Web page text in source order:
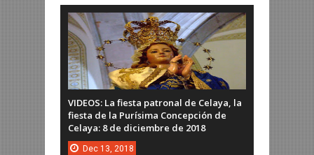
VIDEOS: La fiesta patronal de Celaya, la
fiesta de la Purísima Concepción de
Celaya: 8 de diciembre de 2018
Dec 13, 2018